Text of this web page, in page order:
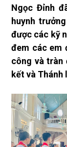
Ngọc Đỉnh
huynh
được các kỹ
đem các em
công và tràn
kết và Thánh